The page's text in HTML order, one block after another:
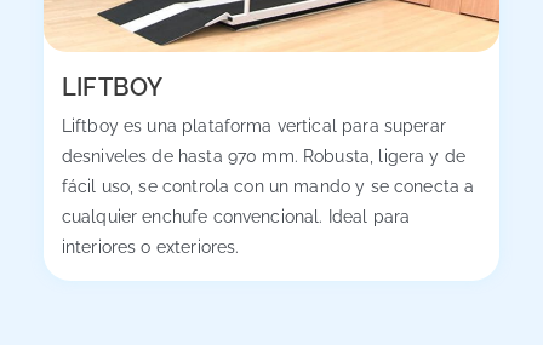
LIFTBOY
Liftboy es una plataforma vertical para superar
desniveles de hasta 970 mm. Robusta, ligera y de
fácil uso, se controla con un mando y se conecta a
cualquier enchufe convencional. Ideal para
interiores o exteriores.